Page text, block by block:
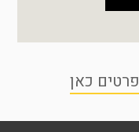
פרטים כאן